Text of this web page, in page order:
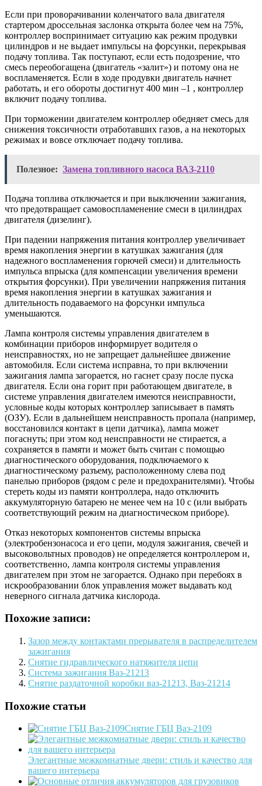
Если при проворачивании коленчатого вала двигателя
стартером дроссельная заслонка открыта более чем на 75%,
контроллер воспринимает ситуацию как режим продувки
цилиндров и не выдает импульсы на форсунки, перекрывая
подачу топлива. Так поступают, если есть подозрение, что
смесь переобогащена (двигатель «залит») и потому она не
воспламеняется. Если в ходе продувки двигатель начнет
работать, и его обороты достигнут 400 мин –1 , контроллер
включит подачу топлива.
При торможении двигателем контроллер обедняет смесь для
снижения токсичности отработавших газов, а на некоторых
режимах и вовсе отключает подачу топлива.
Полезное: Замена топливного насоса ВАЗ-2110
Подача топлива отключается и при выключении зажигания,
что предотвращает самовоспламенение смеси в цилиндрах
двигателя (дизелинг).
При падении напряжения питания контроллер увеличивает
время накопления энергии в катушках зажигания (для
надежного воспламенения горючей смеси) и длительность
импульса впрыска (для компенсации увеличения времени
открытия форсунки). При увеличении напряжения питания
время накопления энергии в катушках зажигания и
длительность подаваемого на форсунки импульса
уменьшаются.
Лампа контроля системы управления двигателем в
комбинации приборов информирует водителя о
неисправностях, но не запрещает дальнейшее движение
автомобиля. Если система исправна, то при включении
зажигания лампа загорается, но гаснет сразу после пуска
двигателя. Если она горит при работающем двигателе, в
системе управления двигателем имеются неисправности,
условные коды которых контроллер записывает в память
(ОЗУ). Если в дальнейшем неисправность пропала (например,
восстановился контакт в цепи датчика), лампа может
погаснуть; при этом код неисправности не стирается, а
сохраняется в памяти и может быть считан с помощью
диагностического оборудования, подключаемого к
диагностическому разъему, расположенному слева под
панелью приборов (рядом с реле и предохранителями). Чтобы
стереть коды из памяти контроллера, надо отключить
аккумуляторную батарею не менее чем на 10 с (или выбрать
соответствующий режим на диагностическом приборе).
Отказ некоторых компонентов системы впрыска
(электробензонасоса и его цепи, модуля зажигания, свечей и
высоковольтных проводов) не определяется контроллером и,
соответственно, лампа контроля системы управления
двигателем при этом не загорается. Однако при перебоях в
искрообразовании блок управления может выдавать код
неверного сигнала датчика кислорода.
Похожие записи:
Зазор между контактами прерывателя в распределителем
зажигания
Снятие гидравлического натяжителя цепи
Система зажигания Ваз-21213
Снятие раздаточной коробки ваз-21213, Ваз-21214
Похожие статьи
Снятие ГБЦ Ваз-2109
Элегантные межкомнатные двери: стиль и качество для
вашего интерьера